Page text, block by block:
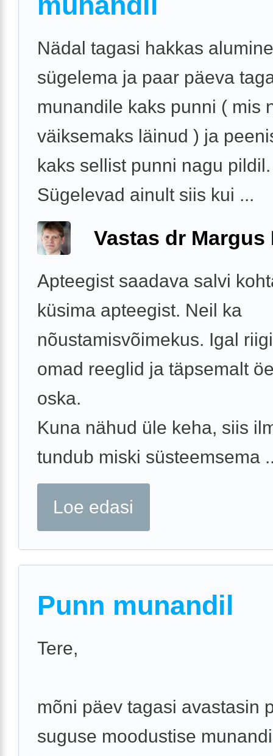
Nädal tagasi hakkas
sügelema ja paar päeva
munandile kaks punni ( mis
väiksemaks läinud ) ja
kaks sellist punni nagu pildil.
Sügelevad ainult siis kui ...
Vastas dr Margus
Apteegist saadava salvi
küsima apteegist. Neil ka
nõustamisvõimekus. Igal
omad reeglid ja täpsemalt
oska.
Kuna nähud üle keha, siis
tundub miski süsteemsema
Loe edasi
Punn munandil
Tere,
mõni päev tagasi avastasin
suguse moodustise